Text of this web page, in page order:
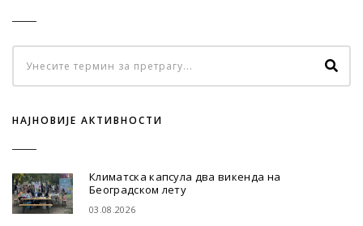
НАЈНОВИЈЕ АКТИВНОСТИ
Климатска капсула два викенда на
Београдском лету
03.08.2026